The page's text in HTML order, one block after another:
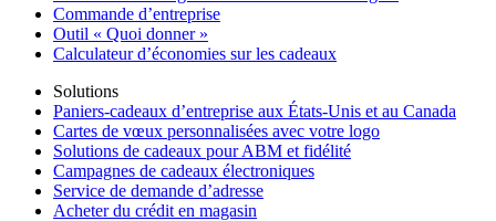
Commande d’entreprise
Outil « Quoi donner »
Calculateur d’économies sur les cadeaux
Solutions
Paniers-cadeaux d’entreprise aux États-Unis et au Canada
Cartes de vœux personnalisées avec votre logo
Solutions de cadeaux pour ABM et fidélité
Campagnes de cadeaux électroniques
Service de demande d’adresse
Acheter du crédit en magasin